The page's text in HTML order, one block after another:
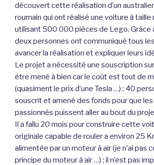
découvert cette réalisation d’un
roumain qui ont réalisé une voiture à taille
utilisant 500 000 pièces de Lego. Grâce
deux personnes ont communiqué tous
avancer la réalisation et expliquer leurs
Le projet a nécessité une souscription
être mené à bien car le coût est tout de
(quasiment le prix d’une Tesla …) ; 40
souscrit et amené des fonds pour que
passionnés puissent aller au bout du
Il a fallu 20 mois pour construire cette
originale capable de rouler a environ 25
alimentée par un moteur à air (je n’ai pas
principe du moteur à air …) ; il n’est pas